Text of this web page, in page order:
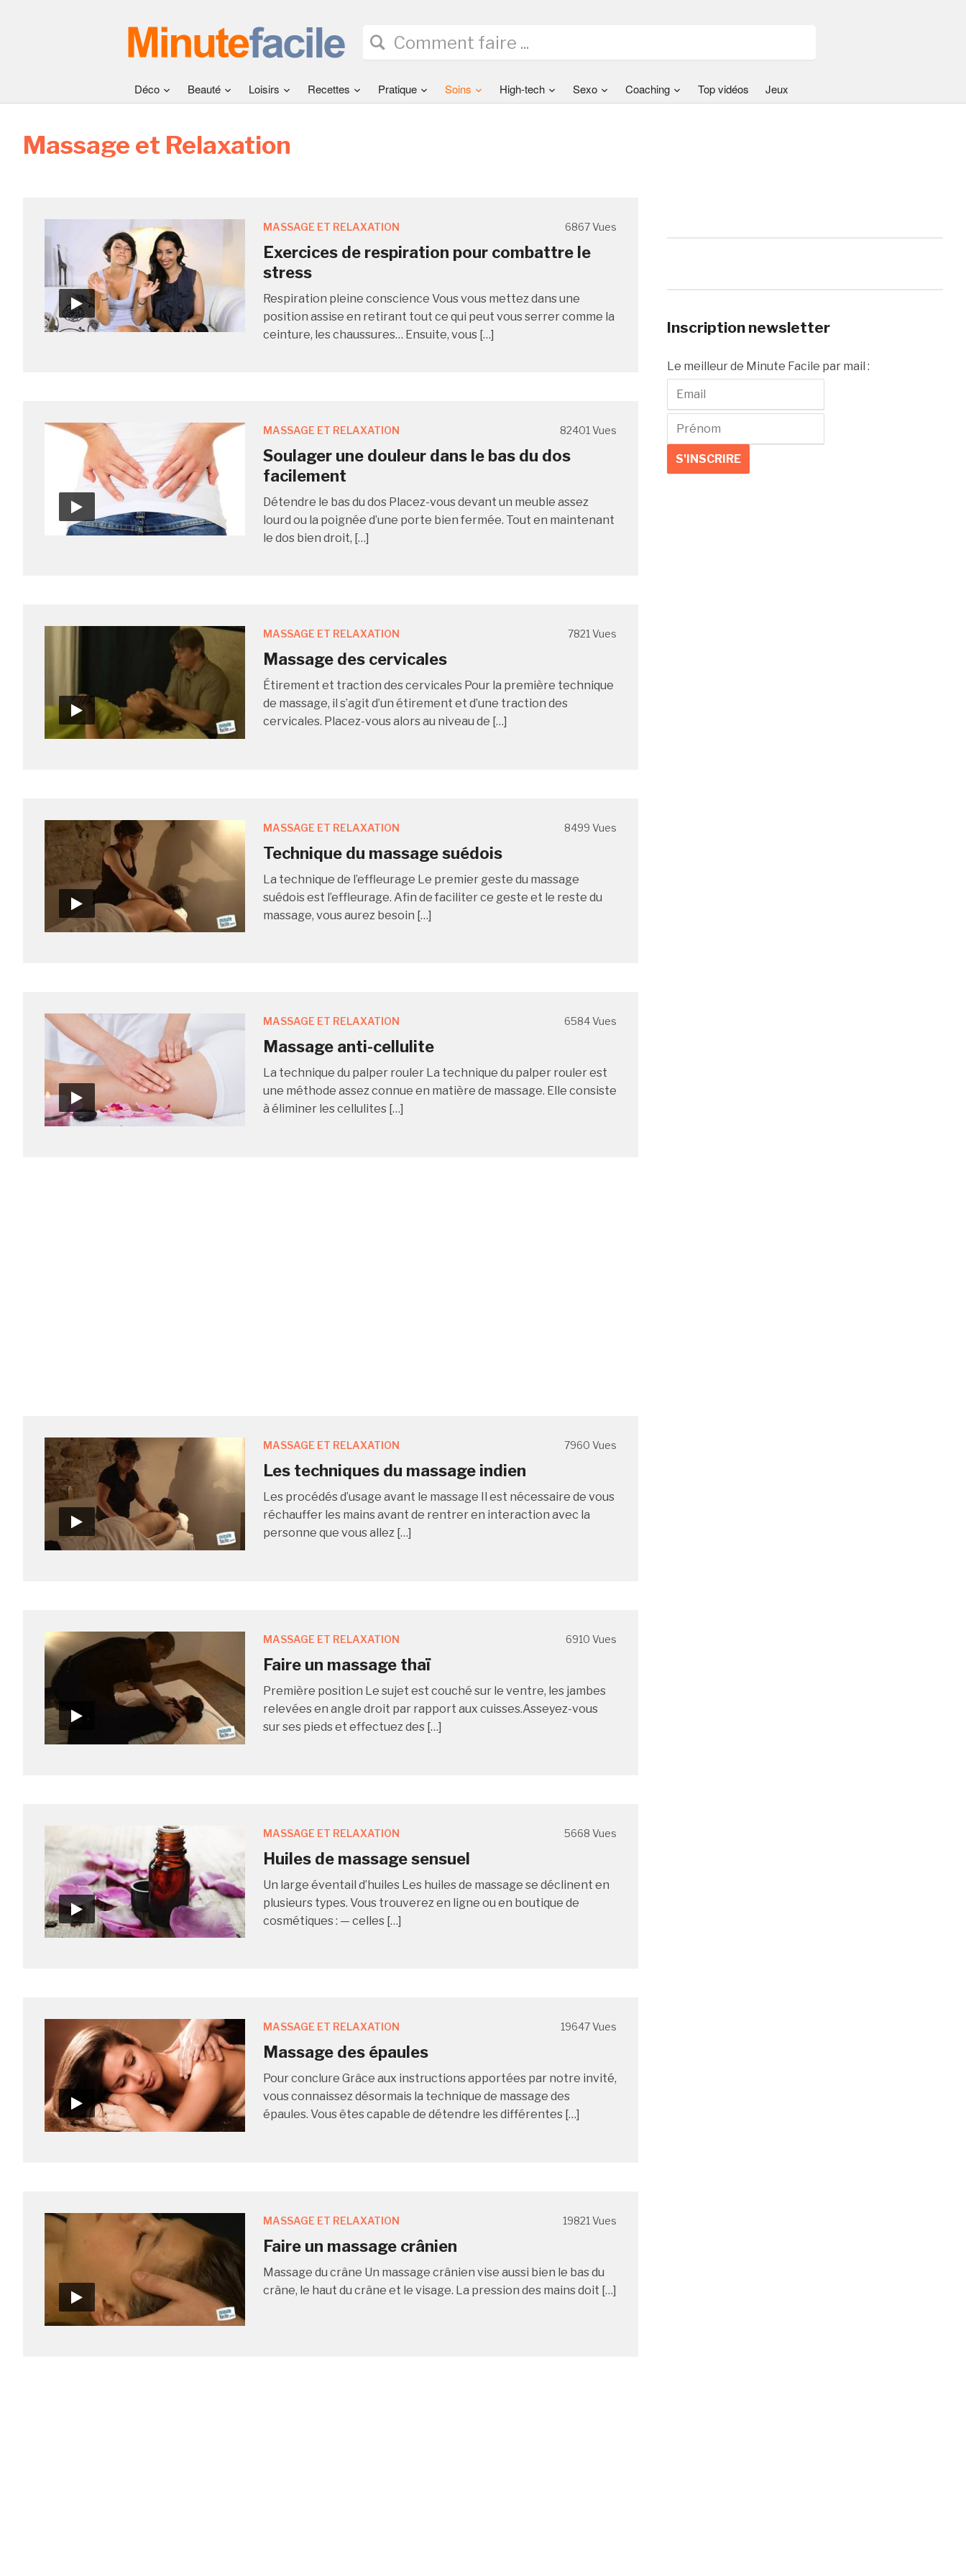
Déco Beauté Loisirs Recettes Pratique Soins High-tech Sexo Coaching Top vidéos Jeux
Massage et Relaxation
MASSAGE ET RELAXATION 6867 Vues
Exercices de respiration pour combattre le
stress
Respiration pleine conscience Vous vous mettez dans une
position assise en retirant tout ce qui peut vous serrer comme la
ceinture, les chaussures… Ensuite, vous […]
MASSAGE ET RELAXATION 82401 Vues
Soulager une douleur dans le bas du dos
facilement
Détendre le bas du dos Placez-vous devant un meuble assez
lourd ou la poignée d’une porte bien fermée. Tout en maintenant
le dos bien droit, […]
MASSAGE ET RELAXATION 7821 Vues
Massage des cervicales
Étirement et traction des cervicales Pour la première technique
de massage, il s’agit d’un étirement et d’une traction des
cervicales. Placez-vous alors au niveau de […]
MASSAGE ET RELAXATION 8499 Vues
Technique du massage suédois
La technique de l’effleurage Le premier geste du massage
suédois est l’effleurage. Afin de faciliter ce geste et le reste du
massage, vous aurez besoin […]
MASSAGE ET RELAXATION 6584 Vues
Massage anti-cellulite
La technique du palper rouler La technique du palper rouler est
une méthode assez connue en matière de massage. Elle consiste
à éliminer les cellulites […]
MASSAGE ET RELAXATION 7960 Vues
Les techniques du massage indien
Les procédés d’usage avant le massage Il est nécessaire de vous
réchauffer les mains avant de rentrer en interaction avec la
personne que vous allez […]
MASSAGE ET RELAXATION 6910 Vues
Faire un massage thaï
Première position Le sujet est couché sur le ventre, les jambes
relevées en angle droit par rapport aux cuisses.Asseyez-vous
sur ses pieds et effectuez des […]
MASSAGE ET RELAXATION 5668 Vues
Huiles de massage sensuel
Un large éventail d’huiles Les huiles de massage se déclinent en
plusieurs types. Vous trouverez en ligne ou en boutique de
cosmétiques : — celles […]
MASSAGE ET RELAXATION 19647 Vues
Massage des épaules
Pour conclure Grâce aux instructions apportées par notre invité,
vous connaissez désormais la technique de massage des
épaules. Vous êtes capable de détendre les différentes […]
MASSAGE ET RELAXATION 19821 Vues
Faire un massage crânien
Massage du crâne Un massage crânien vise aussi bien le bas du
crâne, le haut du crâne et le visage. La pression des mains doit […]
Inscription newsletter
Le meilleur de Minute Facile par mail :